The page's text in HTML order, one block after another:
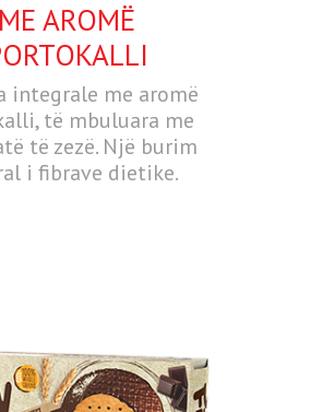
ME AROMË
integrale me aromë
të mbuluara me
të zezë. Një burim
i fibrave dietike.